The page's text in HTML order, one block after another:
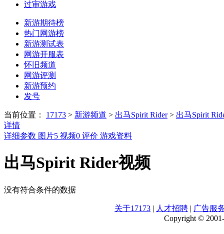
过审游戏
新游期待榜
热门网游榜
新游测试表
网游开服表
怀旧频道
网游评测
新游预约
发号
当前位置： 17173 > 新游频道 > 出马Spirit Rider> 出马Spirit
详情
详细参数 图片5 视频0 评价 游戏资料
出马Spirit Rider视频
没有符合条件的数据
关于17173 | 人才招聘 | 广告服
Copyright ©